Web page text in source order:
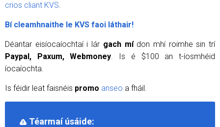
crios cliant KVS.
Bí cleamhnaithe le KVS faoi láthair!
Déantar eisíocaíochtaí i lár gach mídon mhí roimhe sin trí
Paypal, Paxum, Webmoney. Is é $100 an t-íosmhéid
íocaíochta.
Is féidir leat faisnéis promo anseo a fháil.
Téarmaí úsáide: